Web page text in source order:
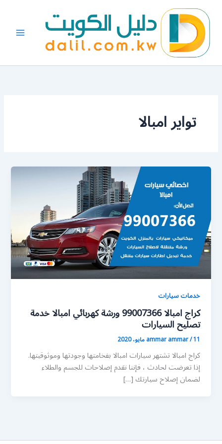
المحتوى
تواير امبالا
خدمات سيارات
كراج امبالا 99007366 ورشة كهربائي امبالا خدمة
تصليح السيارات
ammar ammar/11 مايو، 2020
كراج امبالا تشتهر سيارات امبالا بفخامتها وجودتها وموثوقيتها.
إذا تعرضت لحادث ، فإننا نقدم إصلاحات للجسم والطلاء
لضمان إصلاح سيارتك […]